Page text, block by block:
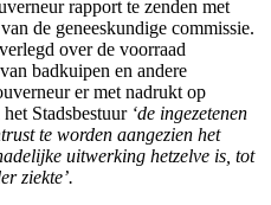
rapport te zenden met
de geneeskundige commissie.
over de voorraad
badkuipen en andere
er met nadrukt op
Stadsbestuur ‘de ingezetenen
te worden aangezien het
uitwerking hetzelve is, tot
ziekte’.